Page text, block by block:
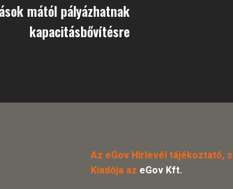
mától pályázhatnak
kapacitásbővítésre
Az eGov Hírlevél tájékoztató,
Kiadója az eGov Kft.